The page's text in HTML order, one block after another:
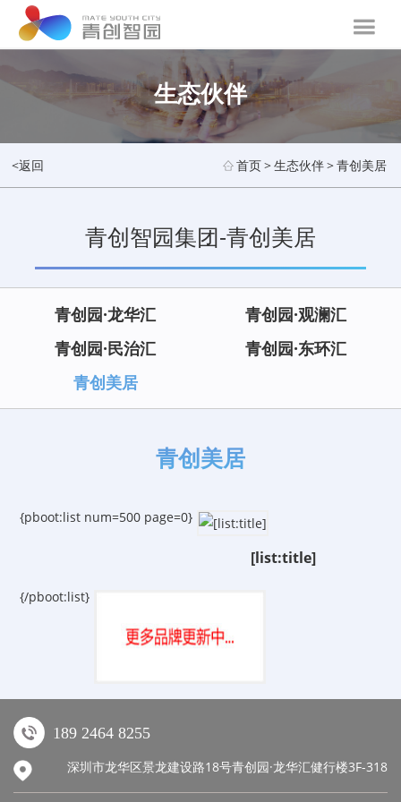
生态伙伴
<返回 首页>生态伙伴>青创美居
青创智园集团-青创美居
青创园·龙华汇
青创园·观澜汇
青创园·民治汇
青创园·东环汇
青创美居
青创美居
{pboot:list num=500 page=0}
[list:title]
{/pboot:list}
189 2464 8255
深圳市龙华区景龙建设路18号青创园·龙华汇健行楼3F-318